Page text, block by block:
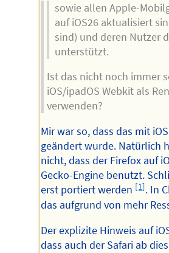
sowie allen Apple-
auf iOS26 aktualisiert
sind) und deren Nutzer
unterstützt.
Ist das nicht noch immer
iOS/ipadOS Webkit als
verwenden?
Mir war so, dass das mit
geändert wurde. Natürlich
nicht, dass der Firefox auf
Gecko-Engine benutzt.
erst portiert werden [1]. In
das aufgrund von mehr
Der explizite Hinweis auf
dass auch der Safari ab